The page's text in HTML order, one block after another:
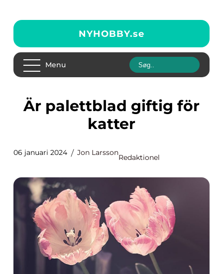
NYHOBBY.se
Menu
Är palettblad giftig för
katter
06 januari 2024 Jon Larsson
Redaktionel